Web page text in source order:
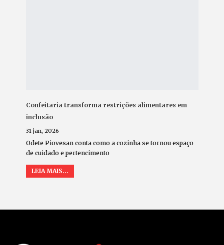
Confeitaria transforma restrições alimentares em
inclusão
31 jan, 2026
Odete Piovesan conta como a cozinha se tornou espaço
de cuidado e pertencimento
LEIA MAIS...